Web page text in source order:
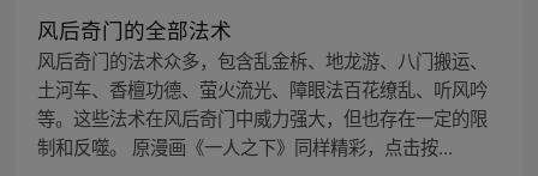
风后奇门的全部法术
风后奇门的法术众多，包含乱金柝、地龙游、八门搬运、
土河车、香檀功德、萤火流光、障眼法百花缭乱、听风吟
等。这些法术在风后奇门中威力强大，但也存在一定的限
制和反噬。 原漫画《一人之下》同样精彩，点击按...